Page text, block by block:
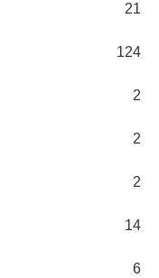
21
124
2
2
2
14
6